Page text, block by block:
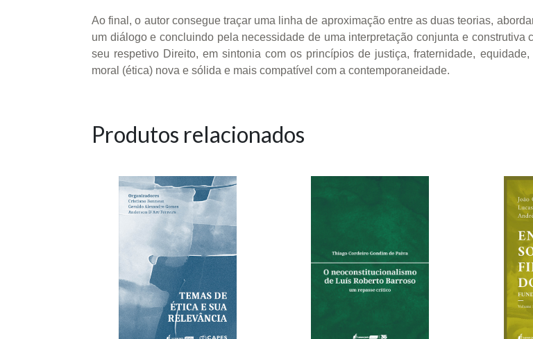
Ao final, o autor consegue traçar uma linha de aproximação entre as duas teorias,
um diálogo e concluindo pela necessidade de uma interpretação conjunta e
seu respetivo Direito, em sintonia com os princípios de justiça, fraternidade,
moral (ética) nova e sólida e mais compatível com a contemporaneidade.
Produtos relacionados